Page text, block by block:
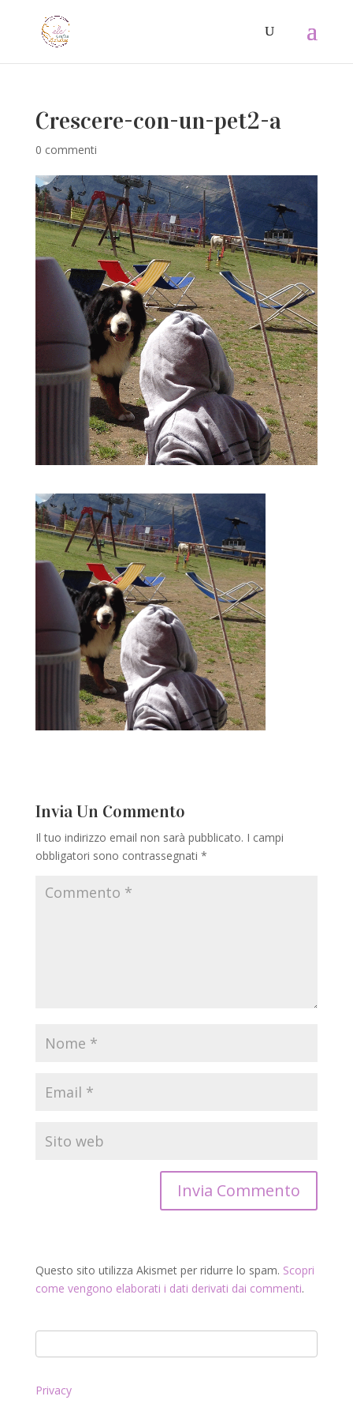
Crescere-con-un-pet2-a
0 commenti
Invia Un Commento
Il tuo indirizzo email non sarà pubblicato. I campi
obbligatori sono contrassegnati *
Questo sito utilizza Akismet per ridurre lo spam. Scopri
come vengono elaborati i dati derivati dai commenti.
Privacy